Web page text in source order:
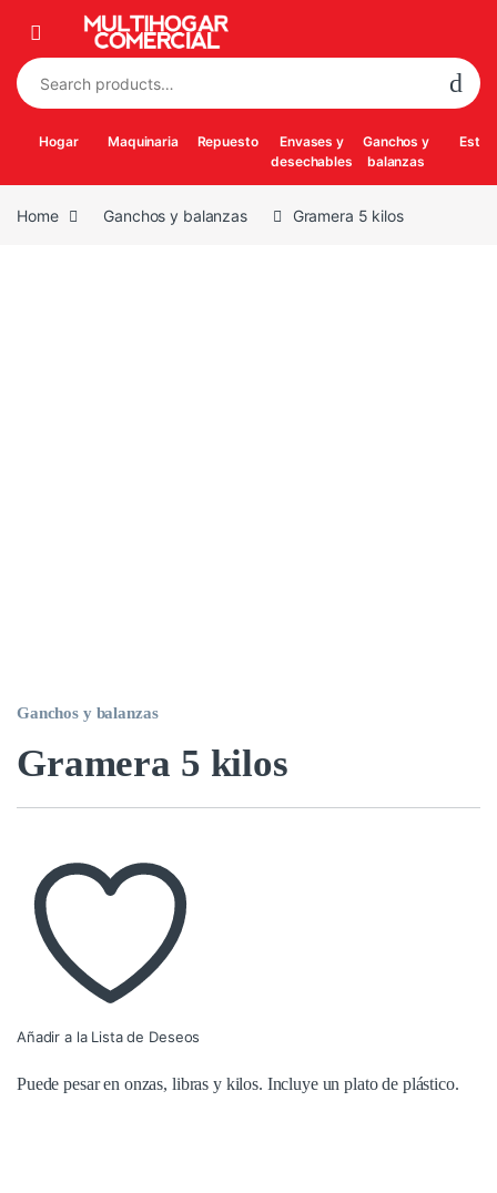
Skip to navigation
Skip to content
Search for:
Hogar Maquinaria Repuesto
Envases y
desechables
Ganchos y
balanzas
Home Ganchos y balanzas Gramera 5 kilos
Ganchos y balanzas
Gramera 5 kilos
Añadir a la Lista de Deseos
Puede pesar en onzas, libras y kilos. Incluye un plato de plástico.